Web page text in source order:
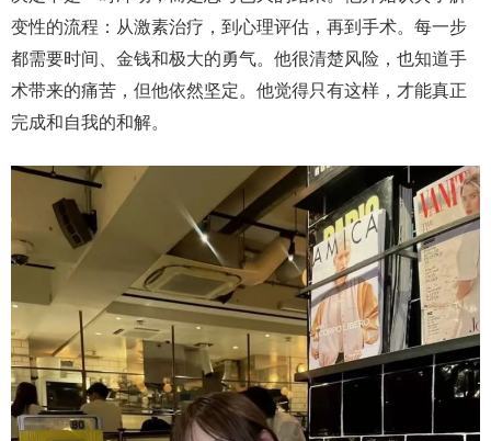
变性的流程：从激素治疗，到心理评估，再到手术。每一步
都需要时间、金钱和极大的勇气。他很清楚风险，也知道手
术带来的痛苦，但他依然坚定。他觉得只有这样，才能真正
完成和自我的和解。